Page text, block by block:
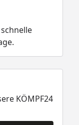
KÖMPF24